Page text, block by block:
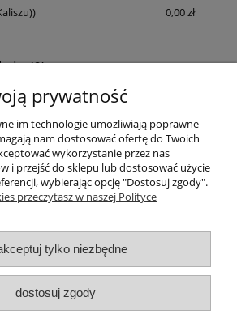
0,00 zł
(0)
opinie (pozytywne i negatywne). Nie
one od klientów, którzy kupili dany
Informacje
Newsletter
Twoje konto
Płatności i dostawa
prywatność
im technologie umożliwiają poprawne
nam dostosować ofertę do Twoich
wykorzystanie przez nas
i przejść do sklepu lub dostosować użycie
wybierając opcję "Dostosuj zgody".
przeczytasz w naszej Polityce
tylko niezbędne
dostosuj zgody